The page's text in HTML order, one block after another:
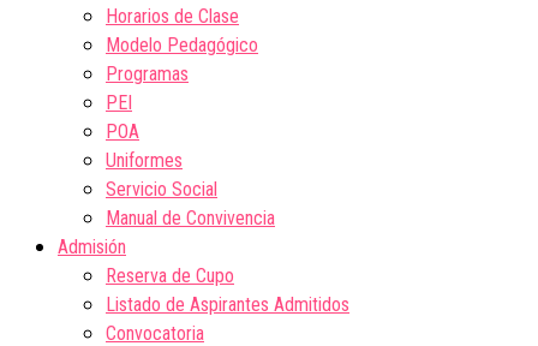
Horarios de Clase
Modelo Pedagógico
Programas
PEI
POA
Uniformes
Servicio Social
Manual de Convivencia
Admisión
Reserva de Cupo
Listado de Aspirantes Admitidos
Convocatoria